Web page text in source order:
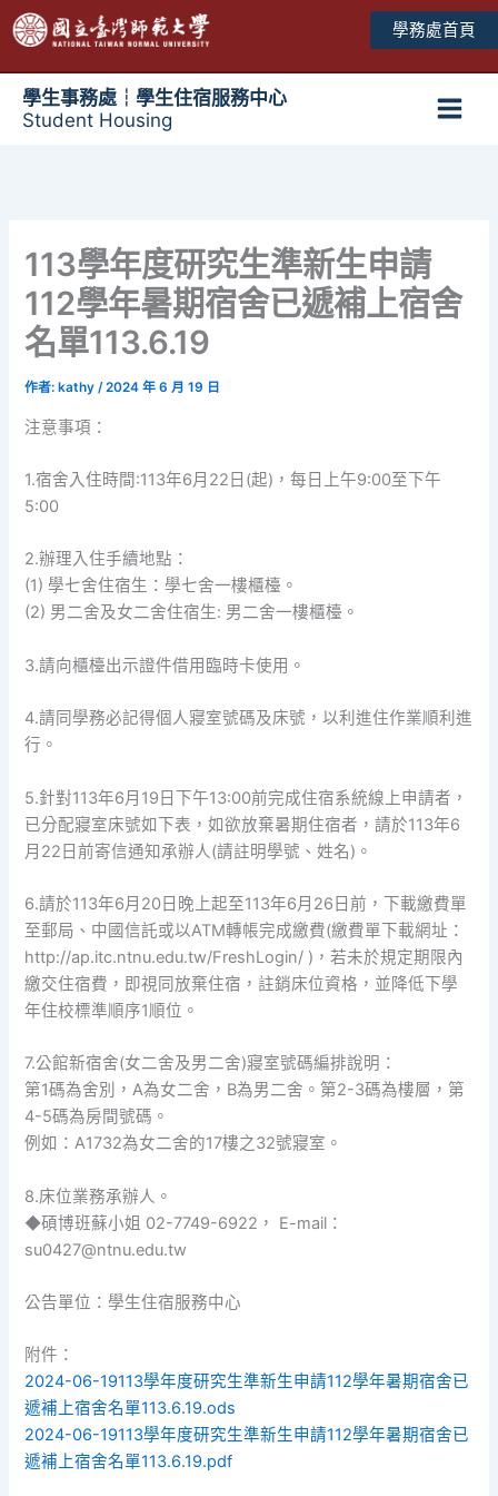
至
學務處首頁
學生事務處┆學生住宿服務中心
Student Housing
113學年度研究生準新生申請
112學年暑期宿舍已遞補上宿舍
名單113.6.19
作者: kathy/2024 年 6 月 19 日
注意事項：
1.宿舍入住時間:113年6月22日(起)，每日上午9:00至下午
5:00
2.辦理入住手續地點：
(1) 學七舍住宿生：學七舍一樓櫃檯。
(2) 男二舍及女二舍住宿生: 男二舍一樓櫃檯。
3.請向櫃檯出示證件借用臨時卡使用。
4.請同學務必記得個人寢室號碼及床號，以利進住作業順利進
行。
5.針對113年6月19日下午13:00前完成住宿系統線上申請者，
已分配寢室床號如下表，如欲放棄暑期住宿者，請於113年6
月22日前寄信通知承辦人(請註明學號、姓名)。
6.請於113年6月20日晚上起至113年6月26日前，下載繳費單
至郵局、中國信託或以ATM轉帳完成繳費(繳費單下載網址：
http://ap.itc.ntnu.edu.tw/FreshLogin/ )，若未於規定期限內
繳交住宿費，即視同放棄住宿，註銷床位資格，並降低下學
年住校標準順序1順位。
7.公館新宿舍(女二舍及男二舍)寢室號碼編排說明：
第1碼為舍別，A為女二舍，B為男二舍。第2-3碼為樓層，第
4-5碼為房間號碼。
例如：A1732為女二舍的17樓之32號寢室。
8.床位業務承辦人。
◆碩博班蘇小姐 02-7749-6922， E-mail：
su0427@ntnu.edu.tw
公告單位：學生住宿服務中心
附件：
2024-06-19113學年度研究生準新生申請112學年暑期宿舍已
遞補上宿舍名單113.6.19.ods
2024-06-19113學年度研究生準新生申請112學年暑期宿舍已
遞補上宿舍名單113.6.19.pdf